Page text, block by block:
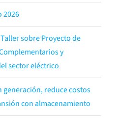
2026
sobre Proyecto de
y
sector eléctrico
generación, reduce costos
con almacenamiento